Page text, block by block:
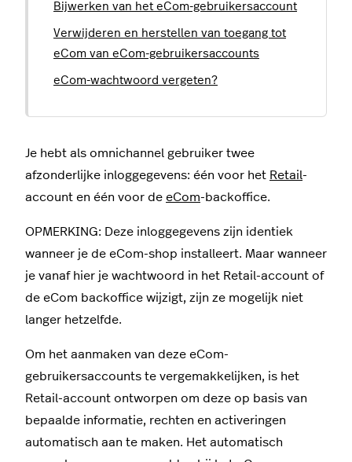
Bijwerken van het eCom-gebruikersaccount
Verwijderen en herstellen van toegang tot
eCom van eCom-gebruikersaccounts
eCom-wachtwoord vergeten?
Je hebt als omnichannel gebruiker twee
afzonderlijke inloggegevens: één voor het Retail-
account en één voor de eCom-backoffice.
OPMERKING: Deze inloggegevens zijn identiek
wanneer je de eCom-shop installeert. Maar wanneer
je vanaf hier je wachtwoord in het Retail-account of
de eCom backoffice wijzigt, zijn ze mogelijk niet
langer hetzelfde.
Om het aanmaken van deze eCom-
gebruikersaccounts te vergemakkelijken, is het
Retail-account ontworpen om deze op basis van
bepaalde informatie, rechten en activeringen
automatisch aan te maken. Het automatisch